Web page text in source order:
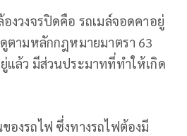
งวงจรปิดคือ รถเมล์จอดคาอยู่
ตามหลักกฎหมายมาตรา 63
แล้ว มีส่วนประมาทที่ทําให้เกิด
องรถไฟ ซึ่งทางรถไฟต้องมี